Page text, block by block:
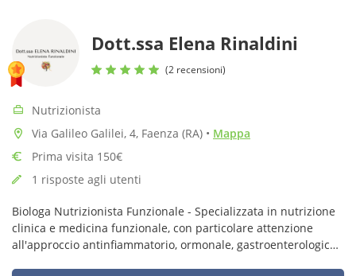
Dott.ssa Elena Rinaldini
(2 recensioni)
Nutrizionista
Via Galileo Galilei, 4, Faenza (RA) • Mappa
Prima visita 150€
1 risposte agli utenti
Biologa Nutrizionista Funzionale - Specializzata in nutrizione
clinica e medicina funzionale, con particolare attenzione
all'approccio antinfiammatorio, ormonale, gastroenterologico